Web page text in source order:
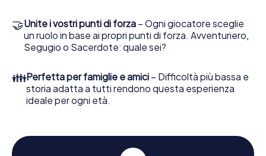
🤝Unite i vostri punti di forza – Ogni giocatore sceglie
un ruolo in base ai propri punti di forza. Avventuriero,
Segugio o Sacerdote: quale sei?
👪Perfetta per famiglie e amici – Difficoltà più bassa e
storia adatta a tutti rendono questa esperienza
ideale per ogni età.